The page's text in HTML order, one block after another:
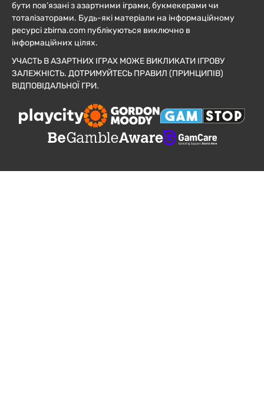
бути пов’язані з азартними іграми, букмекерами чи
тоталізаторами. Будь-які матеріали на інформаційному
ресурсі zbirna.com публікуються виключно в
інформаційних цілях.
УЧАСТЬ В АЗАРТНИХ ІГРАХ МОЖЕ ВИКЛИКАТИ ІГРОВУ
ЗАЛЕЖНІСТЬ. ДОТРИМУЙТЕСЬ ПРАВИЛ (ПРИНЦИПІВ)
ВІДПОВІДАЛЬНОЇ ГРИ.